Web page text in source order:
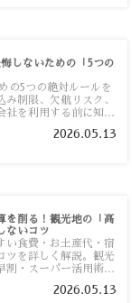
しないための「5つの
の5つの絶対ルールを
制限、欠航リスク、
社を利用する前に知っ
2026.05.13
を削る！観光地の「高
ないコツ
い食費・お土産代・宿
ツを詳しく解説。観光
割・スーパー活用術、
2026.05.13